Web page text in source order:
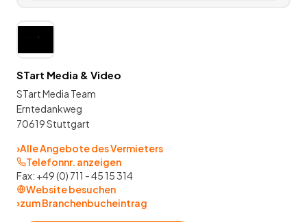
STart Media & Video
STart Media Team
Erntedankweg
70619 Stuttgart
›Alle Angebote des Vermieters
Telefonnr. anzeigen
Fax: +49 (0) 711 - 45 15 314
Website besuchen
›zum Branchenbucheintrag